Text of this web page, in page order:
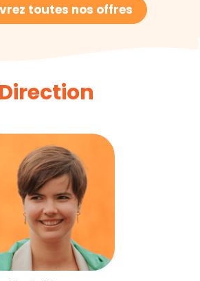
toutes nos offres
Direction